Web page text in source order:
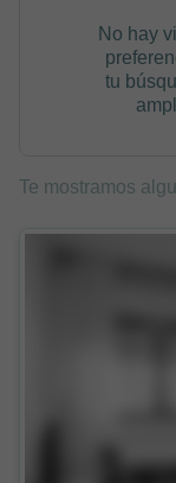
No hay
tu
Te mostramos